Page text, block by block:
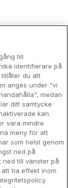
till
identifierare på
tillåter du att
anges under "vi
medan
ditt samtycke
kan
vara mindre
meny för att
som helst genom
ned på
till vänster på
ha effekt inom